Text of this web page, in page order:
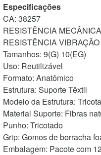
Especificações
CA: 38257
RESISTÊNCIA
RESISTÊNCIA
Tamanhos: 9(G) 10(EG)
Uso: Reutilizável
Formato: Anatômico
Estrutura: Suporte Têxtil
Modelo da Estrutura:
Material Suporte: Fibras
Punho: Tricotado
Grip: Gomos de borracha
Embalagem: Pacote com